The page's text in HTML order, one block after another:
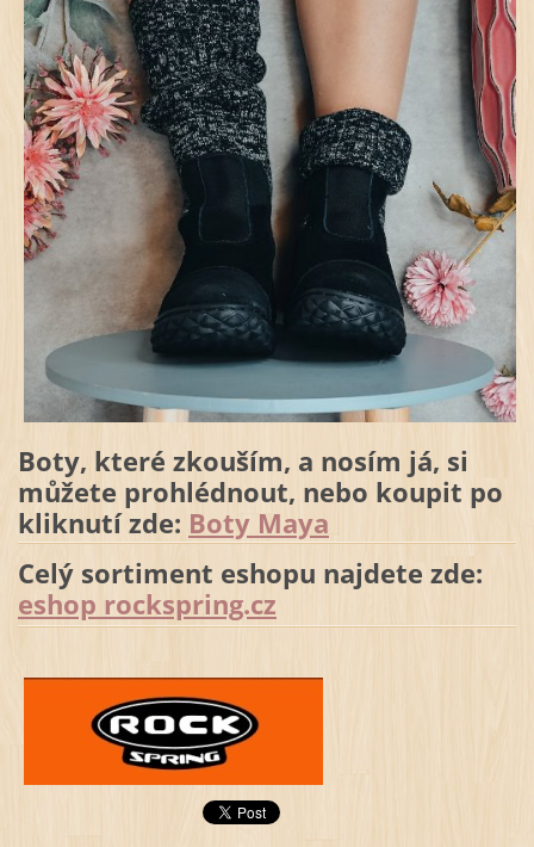
Boty, které zkouším, a nosím já, si
můžete prohlédnout, nebo koupit po
kliknutí zde: Boty Maya
Celý sortiment eshopu najdete zde:
eshop rockspring.cz